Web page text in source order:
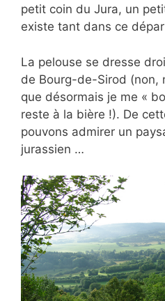
petit coin du Jura, un
existe tant dans ce
La pelouse se dresse
de Bourg-de-Sirod (non,
que désormais je me «
reste à la bière !). De
pouvons admirer un
jurassien …